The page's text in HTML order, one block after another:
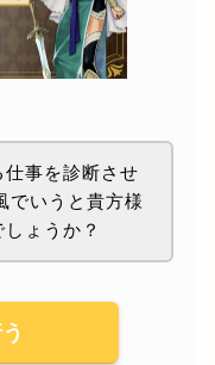
事を診断させ
でいうと貴方様
ょうか？